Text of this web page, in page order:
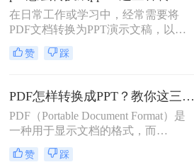
Presentation）格式，以便进行演示或
进一步编辑。那么pdf文件如何转ppt
格式呢？本文将详细介绍几种将PDF
文件转换为PPT格式的有效方法，帮
助您轻松应对这一需求。
在日常工作或学习中，经常需要将
PDF文档转换为PPT演示文稿，以便
于更好地展示和编辑内容。
PDF（Portable Document Format）因
用，但PPT（PowerPoint）则因其动态
演示功能而备受青睐。那么pdf怎么转
换成ppt呢？本文将介绍三种将PDF转
换为PPT的高效方法，帮助您轻松完
成格式转换。
赞 踩
PDF怎样转换成PPT？教你这三种转换方法！
PDF（Portable Document Format）是
一种用于显示文档的格式，而
PPT（PowerPoint）是一种用于演示的
文件格式。PDF文件常用于保存文档
赞 踩